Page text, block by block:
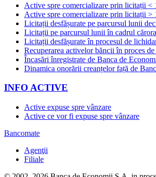
Active spre comercializare prin licitații <
Active spre comercializare prin licitații >
Licitații desfășurate pe parcursul lunii
Licitații pe parcursul lunii în cadrul
Licitații desfășurate în procesul de
Recuperarea activelor băncii în proces
Încasări înregistrate de Banca de
Dinamica onorării creanțelor față de
INFO ACTIVE
Active expuse spre vânzare
Active ce vor fi expuse spre vânzare
Bancomate
Agenţii
Filiale